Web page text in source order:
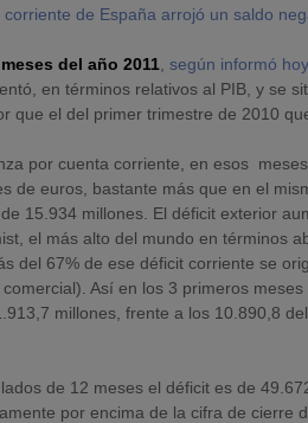
corriente de España arrojó un saldo
del año 2011 según informó
en términos relativos al PIB, y se
que el del primer trimestre de 2010
por cuenta corriente, en esos
de euros, bastante más que en el
15.934 millones. El déficit exterior
el más alto del mundo en términos
del 67% de ese déficit corriente se
Así en los 3 primeros
millones, frente a los 10.890,8
de 12 meses el déficit es de
por encima de la cifra de cierre